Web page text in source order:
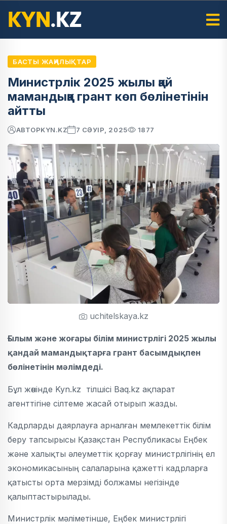
БАСТЫ ЖАҢАЛЫҚТАР
Министрлік 2025 жылы қай
мамандыққа грант көп бөлінетінін
айтты
АВТОРKYN.KZ 7 СӘУІР, 2025 1877
uchitelskaya.kz
Ғылым және жоғары білім министрлігі 2025 жылы
қандай мамандықтарға грант басымдықпен
бөлінетінін мәлімдеді.
Бұл жөнінде Kyn.kz тілшісі Baq.kz ақпарат
агенттігіне сілтеме жасай отырып жазды.
Кадрларды даярлауға арналған мемлекеттік білім
беру тапсырысы Қазақстан Республикасы Еңбек
және халықты әлеуметтік қорғау министрлігінің ел
экономикасының салаларына қажетті кадрларға
қатысты орта мерзімді болжамы негізінде
қалыптастырылады.
Министрлік мәліметінше, Еңбек министрлігі